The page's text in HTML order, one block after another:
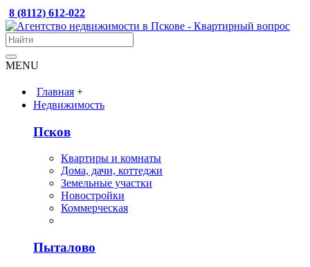
8 (8112) 612-022
MENU
Главная +
Недвижимость
Псков
Квартиры и комнаты
Дома, дачи, коттеджи
Земельные участки
Новостройки
Коммерческая
Пыталово